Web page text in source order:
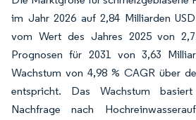
im Jahr 2026 auf 2,84 Milliarden
vom Wert des Jahres 2025 von
Prognosen für 2031 von 3,63
Wachstum von 4,98 % CAGR über
entspricht. Das Wachstum
Nachfrage nach